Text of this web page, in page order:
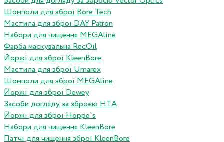
Шомполи для зброї Bore Tech
Мастила для зброї DAY Patron
Набори для чищення MEGAline
Фарба маскувальна RecOil
Йоржі для зброї KleenBore
Мастила для зброї Umarex
Шомполи для зброї MEGAline
Йоржі для зброї Dewey
Засоби догляду за зброєю HTA
Йоржі для зброї Hoppe`s
Набори для чищення KleenBore
Патчі для чищення зброї KleenBore